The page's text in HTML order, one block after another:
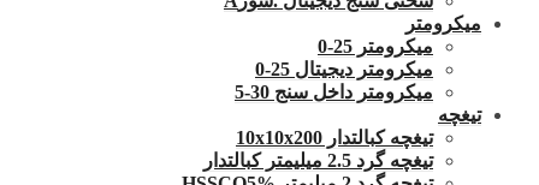
میکرومتر
میکرومتر 25-0
میکرومتر دیجیتال 25-0
میکرومتر داخل سنج 30-5
تیغچه
تیغچه کبالتدار 10x10x200
تیغچه گرد 2.5 میلیمتر کبالتدار